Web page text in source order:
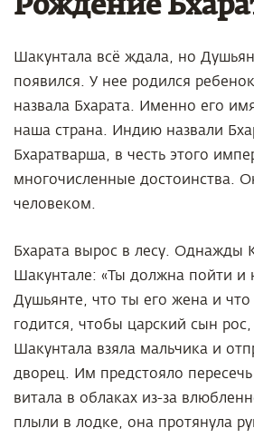
Рождение
Шакунтала всё ждала, но
появился. У нее родился
назвала Бхарата. Именно его
наша страна. Индию назвали
Бхаратварша, в честь этого
многочисленные достоинства.
человеком.
Бхарата вырос в лесу. Однажды
Шакунтале: «Ты должна пойти и
Душьянте, что ты его жена и что
годится, чтобы царский сын рос,
Шакунтала взяла мальчика и
дворец. Им предстояло
витала в облаках из-за
плыли в лодке, она протянула